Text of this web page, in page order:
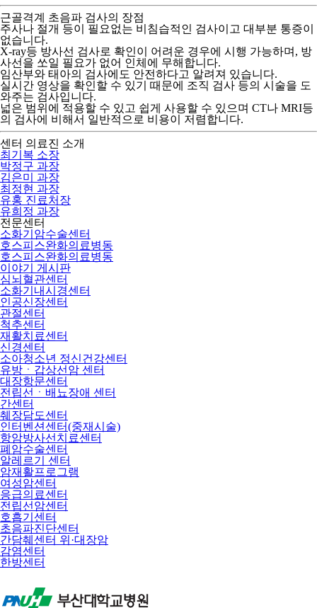
근골격계 초음파 검사의 장점
주사나 절개 등이 필요없는 비침습적인 검사이고 대부분 통증이
없습니다.
X-ray등 방사선 검사로 확인이 어려운 경우에 시행 가능하며, 방
사선을 쏘일 필요가 없어 인체에 무해합니다.
임산부와 태아의 검사에도 안전하다고 알려져 있습니다.
실시간 영상을 확인할 수 있기 때문에 조직 검사 등의 시술을 도
와주는 검사입니다.
넓은 범위에 적용할 수 있고 쉽게 사용할 수 있으며 CT나 MRI등
의 검사에 비해서 일반적으로 비용이 저렴합니다.
센터 의료진 소개
최기복 소장
박정구 과장
김은미 과장
최정현 과장
유홍 진료처장
유희정 과장
전문센터
소화기암수술센터
호스피스완화의료병동
호스피스완화의료병동
이야기 게시판
심뇌혈관센터
소화기내시경센터
인공신장센터
관절센터
척추센터
재활치료센터
신경센터
소아청소년 정신건강센터
유방ㆍ갑상선암 센터
대장항문센터
전립선ㆍ배뇨장애 센터
간센터
췌장담도센터
인터벤션센터(중재시술)
항암방사선치료센터
폐암수술센터
알레르기 센터
암재활프로그램
여성암센터
응급의료센터
전립선암센터
호흡기센터
초음파진단센터
간담췌센터 위·대장암
감염센터
한방센터